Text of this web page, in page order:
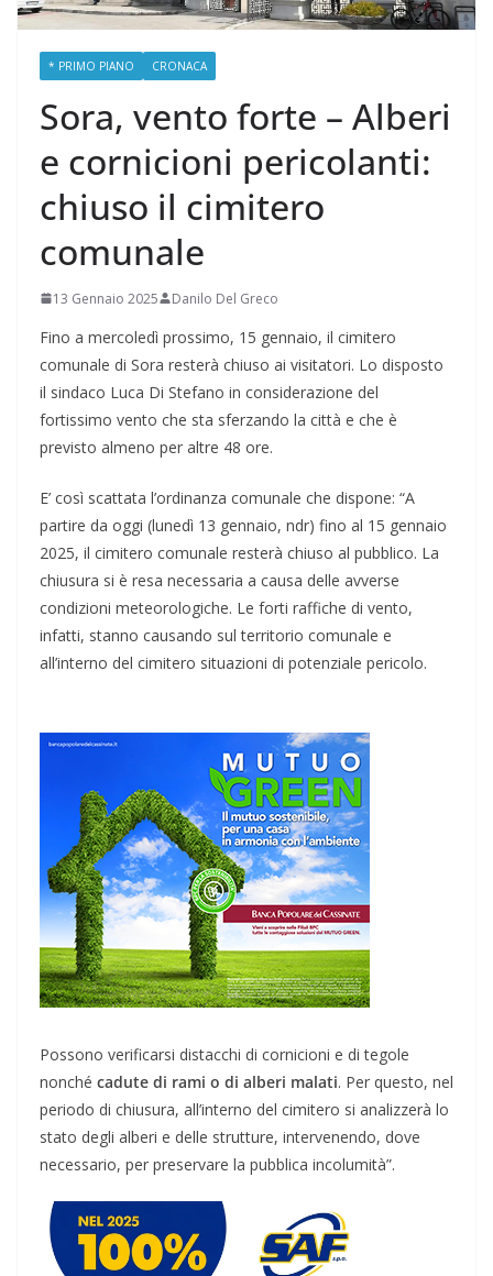
* PRIMO PIANO CRONACA
Sora, vento forte – Alberi
e cornicioni pericolanti:
chiuso il cimitero
comunale
13 Gennaio 2025 Danilo Del Greco
Fino a mercoledì prossimo, 15 gennaio, il cimitero
comunale di Sora resterà chiuso ai visitatori. Lo disposto
il sindaco Luca Di Stefano in considerazione del
fortissimo vento che sta sferzando la città e che è
previsto almeno per altre 48 ore.
E’ così scattata l’ordinanza comunale che dispone: “A
partire da oggi (lunedì 13 gennaio, ndr) fino al 15 gennaio
2025, il cimitero comunale resterà chiuso al pubblico. La
chiusura si è resa necessaria a causa delle avverse
condizioni meteorologiche. Le forti raffiche di vento,
infatti, stanno causando sul territorio comunale e
all’interno del cimitero situazioni di potenziale pericolo.
Possono verificarsi distacchi di cornicioni e di tegole
nonché cadute di rami o di alberi malati. Per questo, nel
periodo di chiusura, all’interno del cimitero si analizzerà lo
stato degli alberi e delle strutture, intervenendo, dove
necessario, per preservare la pubblica incolumità”.